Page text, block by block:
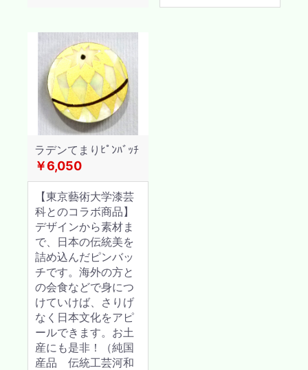
ラデンてまりﾋﾟﾝﾊﾞｯﾁ
￥6,050
【東京藝術大学漆芸
科とのコラボ商品】
デザインから素材ま
で、日本の伝統美を
詰め込んだピンバッ
チです。海外の方と
の会食などで身につ
けていけば、さりげ
なく日本文化をアピ
ールできます。お土
産にも是非！（純国
産品 伝統工芸河和